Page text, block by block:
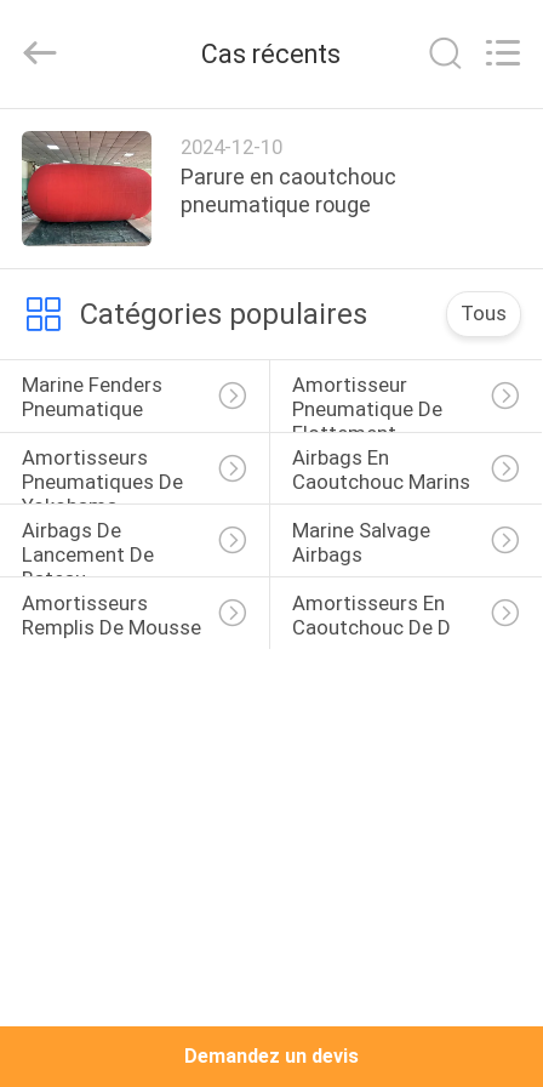
MAISON
PRODUITS
SHOW
PROPOS
DE
NOUS
VISITE
D'USINE
Products
Rights
Reserved.
Cas récents
2024-12-10
Parure en caoutchouc
pneumatique rouge
Catégories populaires Tous
Marine Fenders
Pneumatique
Amortisseur
Pneumatique De
Flottement
Amortisseurs
Pneumatiques De
Yokohama
Airbags En
Caoutchouc Marins
Airbags De
Lancement De
Bateau
Marine Salvage
Airbags
Amortisseurs
Remplis De Mousse
Amortisseurs En
Caoutchouc De D
Demandez un devis